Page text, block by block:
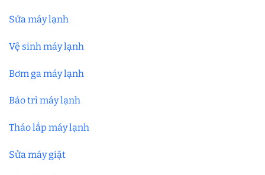
Sửa máy lạnh
Vệ sinh máy lạnh
Bơm ga máy lạnh
Bảo trì máy lạnh
Tháo lắp máy lạnh
Sửa máy giặt